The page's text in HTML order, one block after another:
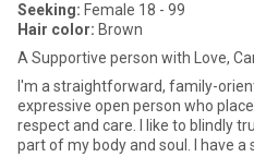
Seeking: Female 18 - 99
Hair color: Brown
A Supportive person with Love,
I'm a straightforward, family-
expressive open person who
respect and care. I like to blindly
part of my body and soul. I have a